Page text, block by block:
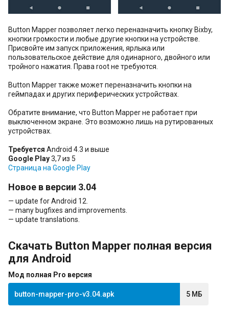
Button Mapper позволяет легко переназначить кнопку Bixby,
кнопки громкости и любые другие кнопки на устройстве.
Присвойте им запуск приложения, ярлыка или
пользовательское действие для одинарного, двойного или
тройного нажатия. Права root не требуются.
Button Mapper также может переназначить кнопки на
геймпадах и других периферических устройствах.
Обратите внимание, что Button Mapper не работает при
выключенном экране. Это возможно лишь на рутированных
устройствах.
Требуется Android 4.3 и выше
Google Play3,7 из 5
Страница на Google Play
Новое в версии 3.04
— update for Android 12.
— many bugfixes and improvements.
— update translations.
Скачать Button Mapper полная версия
для Android
Мод полная Pro версия
button-mapper-pro-v3.04.apk 5 МБ